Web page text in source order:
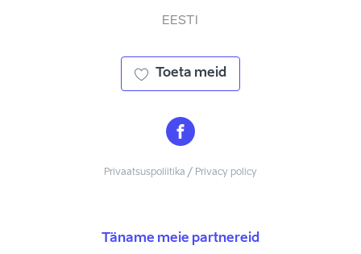
EESTI
Toeta meid
Privaatsuspoliitika / Privacy policy
Täname meie partnereid